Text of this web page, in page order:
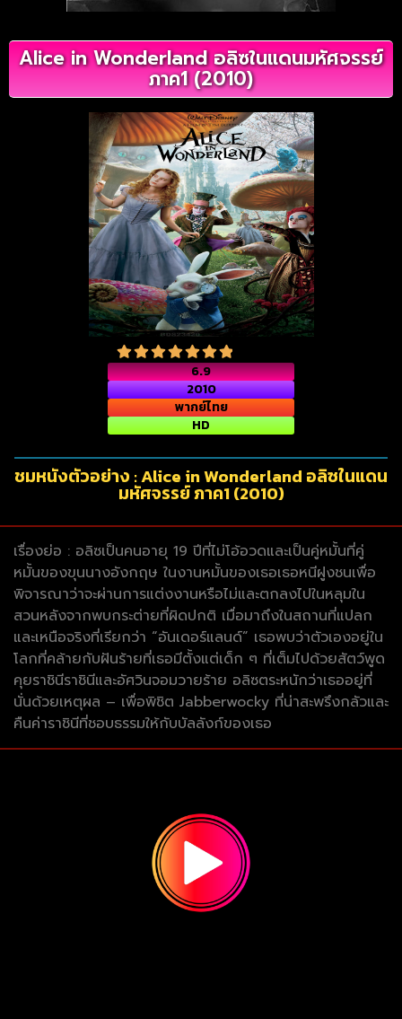
Alice in Wonderland อลิซในแดนมหัศจรรย์
ภาค1 (2010)
6.9
2010
พากย์ไทย
HD
ชมหนังตัวอย่าง : Alice in Wonderland อลิซในแดน
มหัศจรรย์ ภาค1 (2010)
เรื่องย่อ : อลิซเป็นคนอายุ 19 ปีที่ไม่โอ้อวดและเป็นคู่หมั้นที่คู่
หมั้นของขุนนางอังกฤษ ในงานหมั้นของเธอเธอหนีฝูงชนเพื่อ
พิจารณาว่าจะผ่านการแต่งงานหรือไม่และตกลงไปในหลุมใน
สวนหลังจากพบกระต่ายที่ผิดปกติ เมื่อมาถึงในสถานที่แปลก
และเหนือจริงที่เรียกว่า “อันเดอร์แลนด์” เธอพบว่าตัวเองอยู่ใน
โลกที่คล้ายกับฝันร้ายที่เธอมีตั้งแต่เด็ก ๆ ที่เต็มไปด้วยสัตว์พูด
คุยราชินีราชินีและอัศวินจอมวายร้าย อลิซตระหนักว่าเธออยู่ที่
นั่นด้วยเหตุผล – เพื่อพิชิต Jabberwocky ที่น่าสะพรึงกลัวและ
คืนค่าราชินีที่ชอบธรรมให้กับบัลลังก์ของเธอ